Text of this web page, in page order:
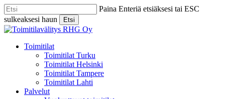
Skip
to
main
content
Paina Enteriä etsiäksesi tai ESC
sulkeaksesi haun
Etsi
Close
Menu
Toimitilat
Toimitilat Turku
Toimitilat Helsinki
Toimitilat Tampere
Toimitilat Lahti
Palvelut